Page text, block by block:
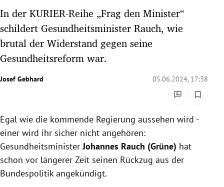
Untermenü
Untermenü
Untermenü
In der KURIER-Reihe „Frag den Minister“
schildert Gesundheitsminister Rauch, wie
brutal der Widerstand gegen seine
Gesundheitsreform war.
Josef Gebhard 05.06.2024, 17:38
Egal wie die kommende Regierung aussehen wird -
einer wird ihr sicher nicht angehören:
GesundheitsministerJohannes Rauch (Grüne) hat
schon vor längerer Zeit seinen Rückzug aus der
Bundespolitik angekündigt.